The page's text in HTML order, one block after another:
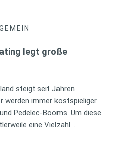
legt große
steigt seit Jahren
werden immer kostspieliger
Pedelec-Booms. Um diese
eine Vielzahl …